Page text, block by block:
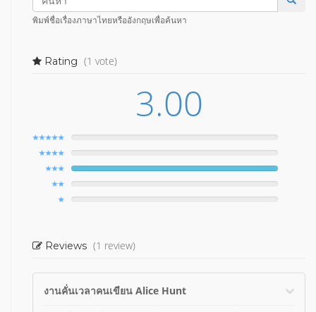
พิมพ์ชื่อเรื่องภาษาไทยหรืออังกฤษเพื่อค้นหา
Rating (1 vote)
3.00
Reviews (1 review)
งานคั่นเวลาคนเขียน Alice Hunt